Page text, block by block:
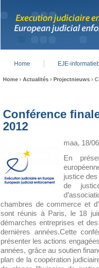
Home › Actualités › Projectnieuws ›
Conférence
2012
maa, 18/
En
justice
de
chambres de commerce et
sont réunis à Paris, le 18
démarches entreprises et
dernières années.Cette
présenter les actions
années, grâce au soutien
plan de la coopération
Home EJE-